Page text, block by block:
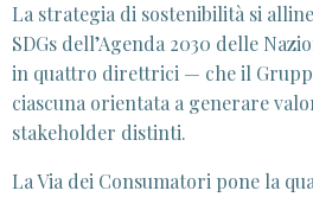
La strategia di sostenibilità si
SDGs dell’Agenda 2030 delle
in quattro direttrici — che il
ciascuna orientata a generare
stakeholder distinti.
La Via dei Consumatori pone la